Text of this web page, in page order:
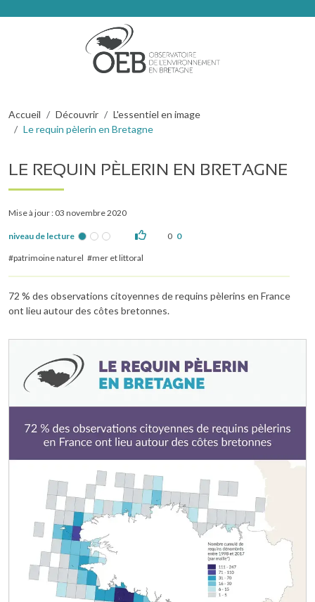
Fil d'Ariane
Accueil Découvrir
L'essentiel en image
Le requin pèlerin en Bretagne
LE REQUIN PÈLERIN EN BRETAGNE
Mise à jour : 03 novembre 2020
niveau de lecture 0 0
patrimoine naturel mer et littoral
72 % des observations citoyennes de requins pèlerins en France
ont lieu autour des côtes bretonnes.